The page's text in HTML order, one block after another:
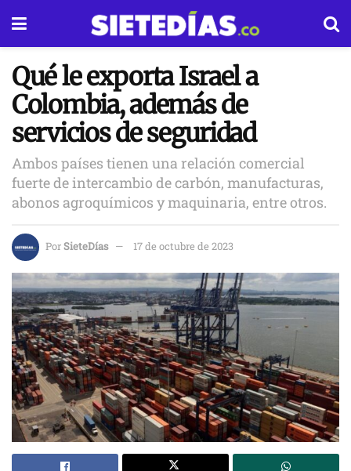
Qué le exporta Israel a
Colombia, además de
servicios de seguridad
Ambos países tienen una relación comercial
fuerte de intercambio de carbón, manufacturas,
abonos agroquímicos y maquinaria, entre otros.
PorSieteDías 17 de octubre de 2023